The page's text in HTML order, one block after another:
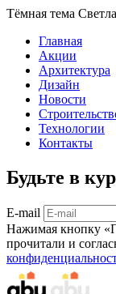
Тёмная тема
Главная
Акции
Архитектура
Дизайн
Новости
Технологии
Контакты
Будьте в
E-mail
Нажимая кнопку
прочитали и